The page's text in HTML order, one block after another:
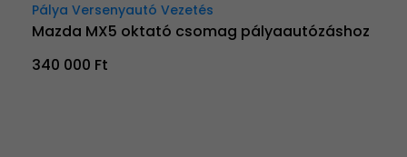
Pálya Versenyautó Vezetés
Mazda MX5 oktató csomag pályaautózáshoz
340 000 Ft